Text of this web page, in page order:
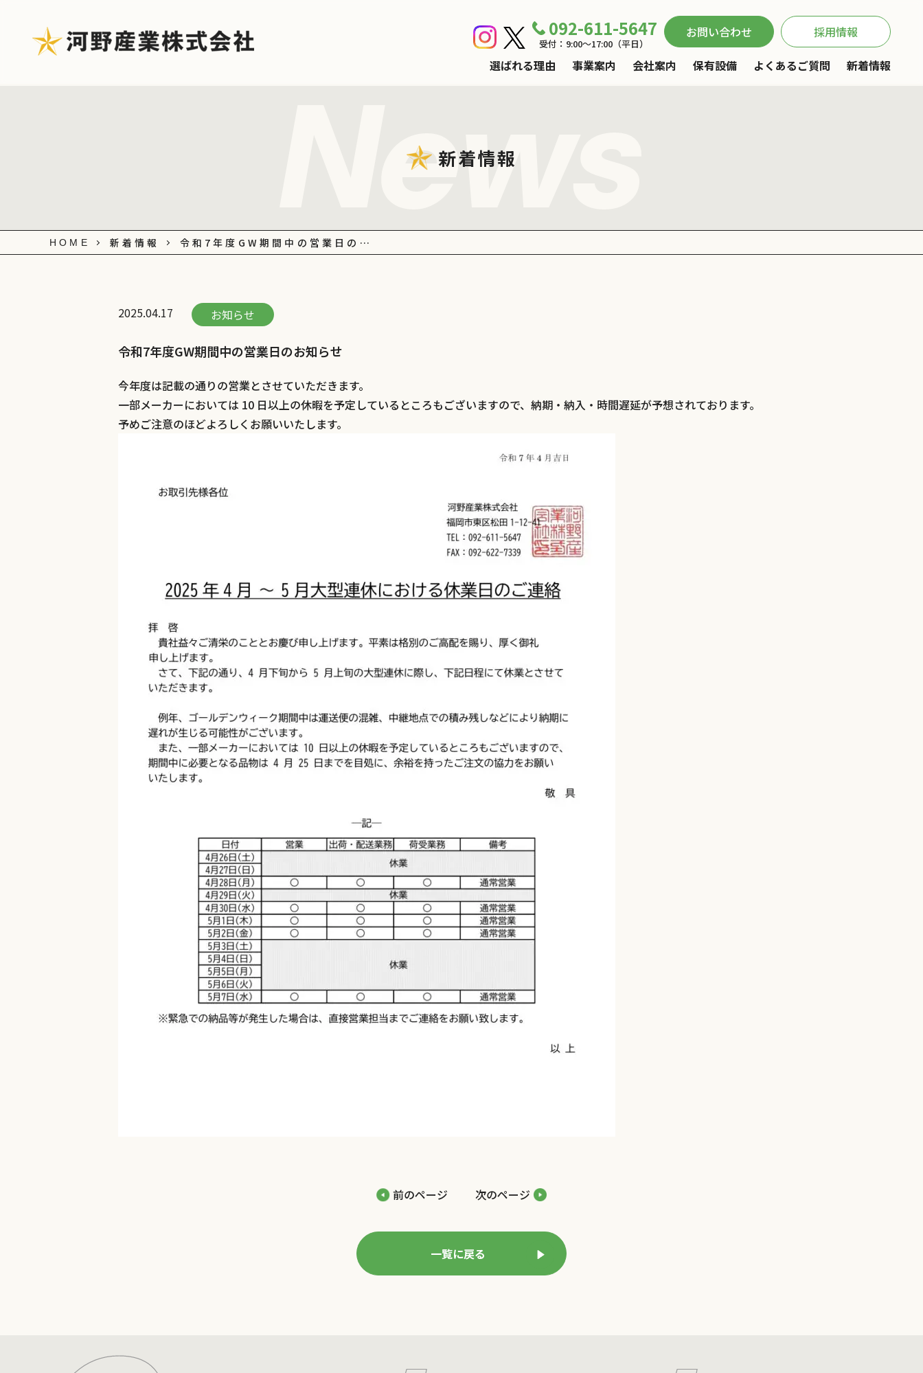
092-611-5647
受付：9:00～17:00（平日）
お問い合わせ 採用情報
選ばれる理由 事業案内 会社案内 保有設備 よくあるご質問 新着情報
ew
新着情報
HOME 新着情報 令和7年度GW期間中の営業日の…
2025.04.17 お知らせ
令和7年度GW期間中の営業日のお知らせ
今年度は記載の通りの営業とさせていただきます。
一部メーカーにおいては 10 日以上の休暇を予定しているところもございますので、納期・納入・時間遅延が予想されております。
予めご注意のほどよろしくお願いいたします。
前のページ 次のページ
一覧に戻る